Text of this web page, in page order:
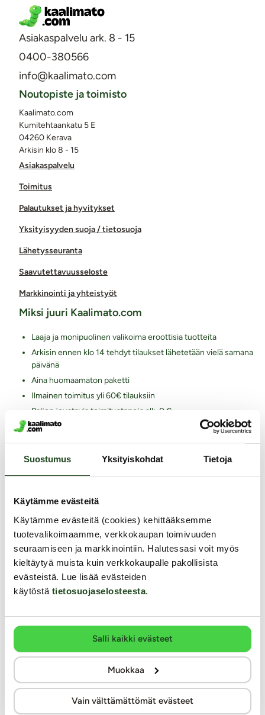
Suostumus Yksityiskohdat Tietoja
Käytämme evästeitä
Käytämme evästeitä (cookies) kehittääksemme
tuotevalikoimaamme, verkkokaupan toimivuuden
seuraamiseen ja markkinointiin. Halutessasi voit myös
kieltäytyä muista kuin verkkokaupalle pakollisista
evästeistä. Lue lisää evästeiden
käytöstä tietosuojaselosteesta.
Salli kaikki evästeet
Muokkaa
Vain välttämättömät evästeet
Asiakaspalvelu ark. 8 - 15
0400-380566
info@kaalimato.com
Asiakaspalvelu
Toimitus
Palautukset ja hyvitykset
Yksityisyyden suoja / tietosuoja
Lähetysseuranta
Saavutettavuusseloste
Markkinointi ja yhteistyöt
Noutopiste ja toimisto
Kaalimato.com
Kumitehtaankatu 5 E
04260 Kerava
Arkisin klo 8 - 15
Miksi juuri Kaalimato.com
Laaja ja monipuolinen valikoima eroottisia tuotteita
Arkisin ennen klo 14 tehdyt tilaukset lähetetään vielä samana
päivänä
Aina huomaamaton paketti
Ilmainen toimitus yli 60€ tilauksiin
Paljon joustavia toimitustapoja alk. 0 €
Laaja valikoima helppoja maksutapoja
Asiantunteva henkilökunta
Ystävällinen ja auttava asiakaspalvelu
Seuraa meitä somessa
Tilaa uutiskirje